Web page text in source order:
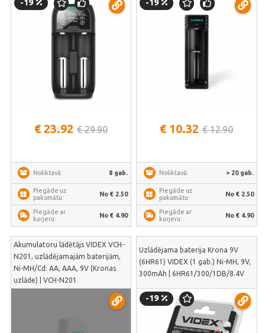
18650,18700,20700, 21700,
22650, 22700, 26500, 26650; un
Ni-MH/Cd: АААА, ААА, АА, А, SC, C
-19
€ 23.92 € 29.90
Noliktavā: 8 gab.
Piegāde uz
pakomātu:
No € 2.50
Piegāde ar
kurjeru:
No € 4.90
MH/Cd: AAAA, AAA, AA, A, SC, C |
-19
€ 10.32 € 12.90
Noliktavā: > 20 gab.
Piegāde uz
pakomātu:
No € 2.50
Piegāde ar
kurjeru:
No € 4.90
Akumulatoru lādētājs VIDEX VCH-
N201, uzlādējamajām baterijām,
Ni-MH/Cd: АА, ААА, 9V (Kronas
uzlāde) | VCH-N201
Uzlādējama baterija Krona 9V
(6HR61) VIDEX (1 gab.) Ni-MH, 9V,
300mAh | 6HR61/300/1DB/8.4V
-19